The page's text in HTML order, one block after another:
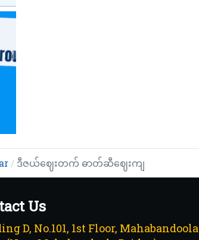
ဒီဇယ်ဈေးတက် ဓာတ်ဆီဈေးကျ
Us
D, No.101, 1st Floor, Mahabandoola